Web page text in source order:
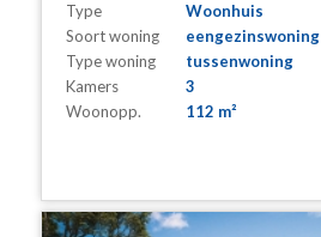
Type
Woonhuis
Soort woning
eengezinswoning
Type woning
tussenwoning
Kamers
3
Woonopp.
112 m²